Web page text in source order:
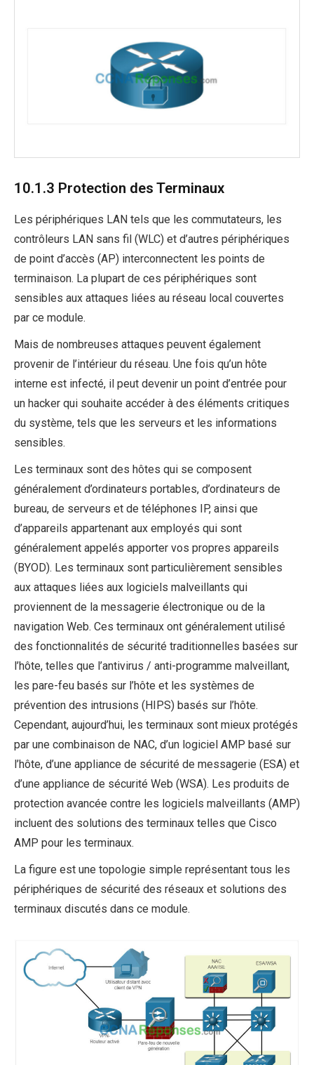
10.1.3 Protection des Terminaux
Les périphériques LAN tels que les commutateurs, les
contrôleurs LAN sans fil (WLC) et d’autres périphériques
de point d’accès (AP) interconnectent les points de
terminaison. La plupart de ces périphériques sont
sensibles aux attaques liées au réseau local couvertes
par ce module.
Mais de nombreuses attaques peuvent également
provenir de l’intérieur du réseau. Une fois qu’un hôte
interne est infecté, il peut devenir un point d’entrée pour
un hacker qui souhaite accéder à des éléments critiques
du système, tels que les serveurs et les informations
sensibles.
Les terminaux sont des hôtes qui se composent
généralement d’ordinateurs portables, d’ordinateurs de
bureau, de serveurs et de téléphones IP, ainsi que
d’appareils appartenant aux employés qui sont
généralement appelés apporter vos propres appareils
(BYOD). Les terminaux sont particulièrement sensibles
aux attaques liées aux logiciels malveillants qui
proviennent de la messagerie électronique ou de la
navigation Web. Ces terminaux ont généralement utilisé
des fonctionnalités de sécurité traditionnelles basées sur
l’hôte, telles que l’antivirus / anti-programme malveillant,
les pare-feu basés sur l’hôte et les systèmes de
prévention des intrusions (HIPS) basés sur l’hôte.
Cependant, aujourd’hui, les terminaux sont mieux protégés
par une combinaison de NAC, d’un logiciel AMP basé sur
l’hôte, d’une appliance de sécurité de messagerie (ESA) et
d’une appliance de sécurité Web (WSA). Les produits de
protection avancée contre les logiciels malveillants (AMP)
incluent des solutions des terminaux telles que Cisco
AMP pour les terminaux.
La figure est une topologie simple représentant tous les
périphériques de sécurité des réseaux et solutions des
terminaux discutés dans ce module.